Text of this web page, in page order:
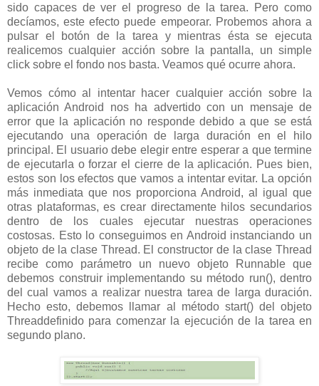
sido capaces de ver el progreso de la tarea. Pero como
decíamos, este efecto puede empeorar. Probemos ahora a
pulsar el botón de la tarea y mientras ésta se ejecuta
realicemos cualquier acción sobre la pantalla, un simple
click sobre el fondo nos basta. Veamos qué ocurre ahora.
Vemos cómo al intentar hacer cualquier acción sobre la
aplicación Android nos ha advertido con un mensaje de
error que la aplicación no responde debido a que se está
ejecutando una operación de larga duración en el hilo
principal. El usuario debe elegir entre esperar a que termine
de ejecutarla o forzar el cierre de la aplicación. Pues bien,
estos son los efectos que vamos a intentar evitar. La opción
más inmediata que nos proporciona Android, al igual que
otras plataformas, es crear directamente hilos secundarios
dentro de los cuales ejecutar nuestras operaciones
costosas. Esto lo conseguimos en Android instanciando un
objeto de la clase Thread. El constructor de la clase Thread
recibe como parámetro un nuevo objeto Runnable que
debemos construir implementando su método run(), dentro
del cual vamos a realizar nuestra tarea de larga duración.
Hecho esto, debemos llamar al método start() del objeto
Threaddefinido para comenzar la ejecución de la tarea en
segundo plano.